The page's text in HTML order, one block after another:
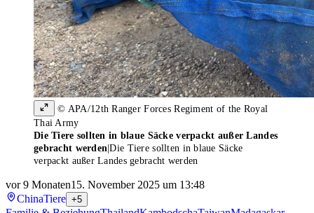
© APA/12th Ranger Forces Regiment of the Royal
Thai Army
Die Tiere sollten in blaue Säcke verpackt außer Landes
gebracht werden |Die Tiere sollten in blaue Säcke
verpackt außer Landes gebracht werden
vor 9 Monaten15. November 2025 um 13:48
ChinaTiere +5